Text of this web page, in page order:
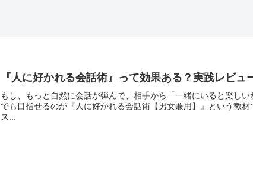
『人に好かれる会話術』って効果ある？実践レビ
もし、もっと自然に会話が弾んで、相手から「一緒にいると楽し
でも目指せるのが『人に好かれる会話術【男女兼用】』という教
ス...